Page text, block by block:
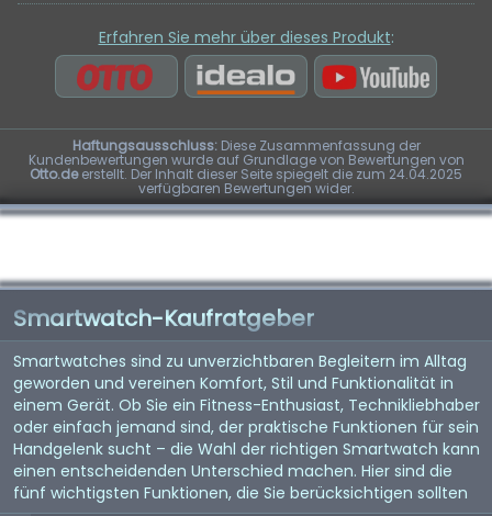
Erfahren Sie mehr über dieses Produkt:
Haftungsausschluss:Diese Zusammenfassung der
Kundenbewertungen wurde auf Grundlage von Bewertungen von
Otto.deerstellt. Der Inhalt dieser Seite spiegelt die zum 24.04.2025
verfügbaren Bewertungen wider.
Smartwatch-Kaufratgeber
Smartwatches sind zu unverzichtbaren Begleitern im Alltag
geworden und vereinen Komfort, Stil und Funktionalität in
einem Gerät. Ob Sie ein Fitness-Enthusiast, Technikliebhaber
oder einfach jemand sind, der praktische Funktionen für sein
Handgelenk sucht – die Wahl der richtigen Smartwatch kann
einen entscheidenden Unterschied machen. Hier sind die
fünf wichtigsten Funktionen, die Sie berücksichtigen sollten